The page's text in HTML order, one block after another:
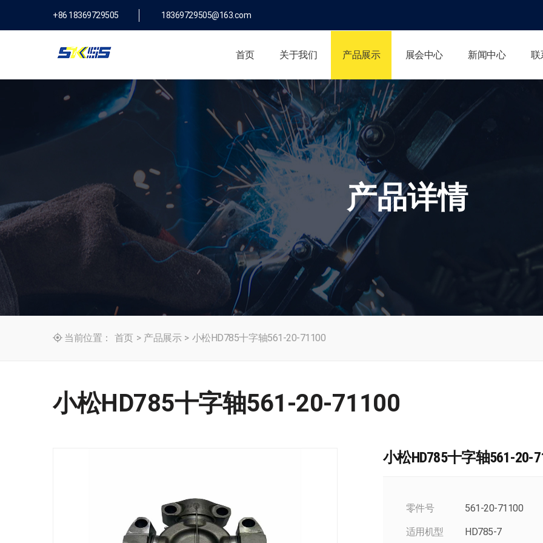
+86 18369729505 18369729505@163.com
首页 关于我们 产品展示 展会中心 新闻中心 联
产品详情
当前位置： 首页 > 产品展示 > 小松HD785十字轴561-20-71100
小松HD785十字轴561-20-71100
小松HD785十字轴561-20-
零件号 561-20-71100
适用机型 HD785-7